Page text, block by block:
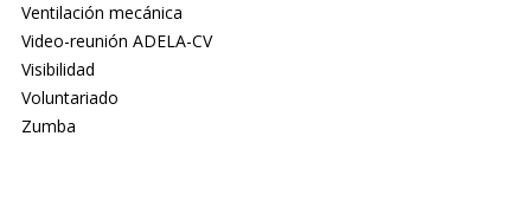
Ventilación mecánica
Video-reunión ADELA-CV
Visibilidad
Voluntariado
Zumba